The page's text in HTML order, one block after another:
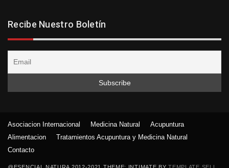
Recibe Nuestro Boletín
Asociacion Internacional Medicina Natural
Acupuntura
Alimentacion
Tratamientos Acupuntura y Medicina Natural
Contacto